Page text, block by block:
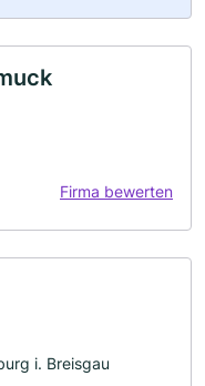
Firma bewerten
i. Breisgau